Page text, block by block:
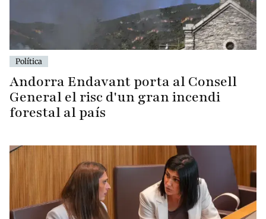
Política
Andorra Endavant porta al Consell
General el risc d'un gran incendi
forestal al país